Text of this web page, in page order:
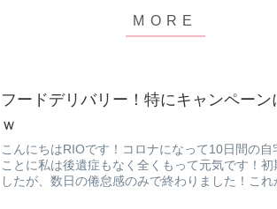
フードデリバリー！特にキャンペー
ｗ
こんにちはRIOです！コロナになって10日間の
ことに私は後遺症もなく全くもって元気です！
したが、数日の倦怠感のみで終わりました！こ